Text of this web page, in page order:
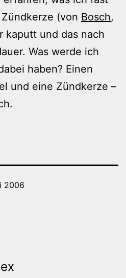
(von Bosch,
kaputt und das nach
Was werde ich
haben? Einen
und eine Zündkerze –
2006